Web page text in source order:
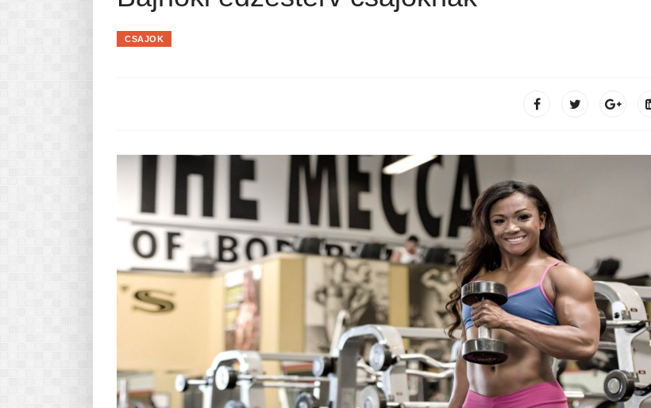
Pasta-túra - avagy A TÉSZTA TÖRTÉNETE
CSAJOK